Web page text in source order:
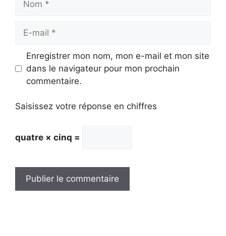
mail
Enregistrer mon nom, mon e-mail et mon site
dans le navigateur pour mon prochain
commentaire.
Saisissez votre réponse en chiffres
quatre × cinq =